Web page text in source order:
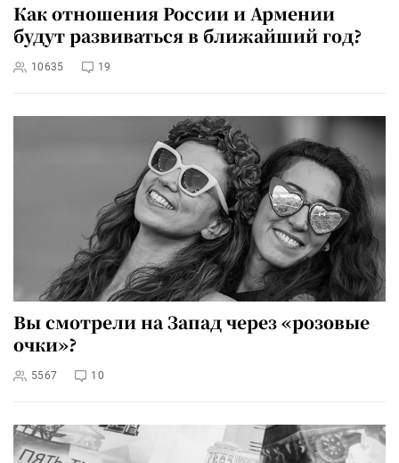
Как отношения России и Армении
будут развиваться в ближайший год?
10635 19
Вы смотрели на Запад через «розовые
очки»?
5567 10